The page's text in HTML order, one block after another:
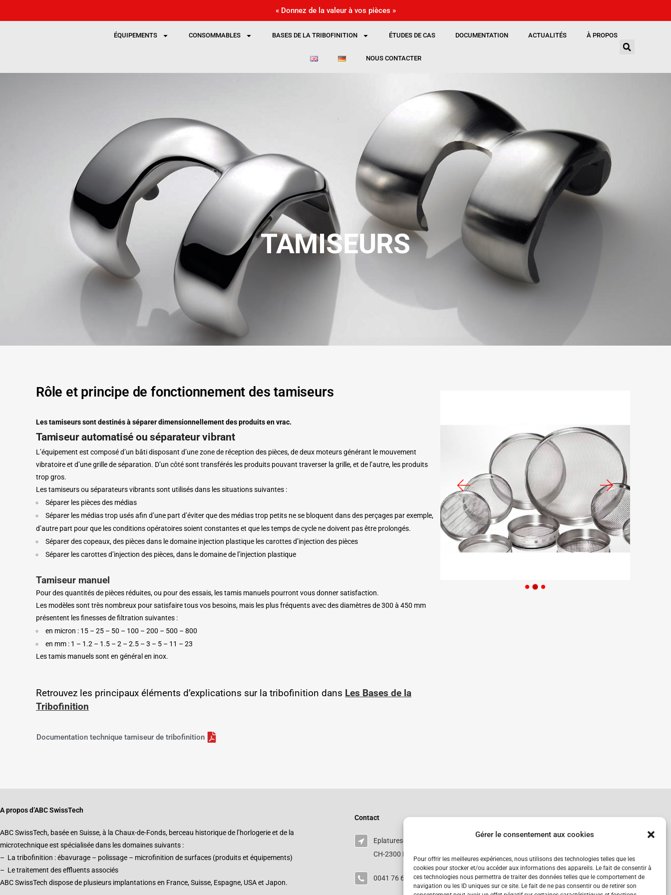
Gérer le consentement aux cookies
Pour offrir les meilleures expériences, nous utilisons des technologies telles que les
cookies pour stocker et/ou accéder aux informations des appareils. Le fait de consentir à
ces technologies nous permettra de traiter des données telles que le comportement de
navigation ou les ID uniques sur ce site. Le fait de ne pas consentir ou de retirer son
« Donnez de la valeur à vos pièces »
ÉQUIPEMENTS CONSOMMABLES BASES DE LA TRIBOFINITION ÉTUDES DE CAS DOCUMENTATION ACTUALITÉS À PROPOS
NOUS CONTACTER
TAMISEURS
Rôle et principe de fonctionnement des tamiseurs
Les tamiseurs sont destinés à séparer dimensionnellement des produits en vrac.
Tamiseur automatisé ou séparateur vibrant
L’équipement est composé d’un bâti disposant d’une zone de réception des pièces, de deux moteurs générant le mouvement
vibratoire et d’une grille de séparation. D’un côté sont transférés les produits pouvant traverser la grille, et de l’autre, les produits
trop gros.
Les tamiseurs ou séparateurs vibrants sont utilisés dans les situations suivantes :
Séparer les pièces des médias
Séparer les médias trop usés afin d’une part d’éviter que des médias trop petits ne se bloquent dans des perçages par exemple,
d’autre part pour que les conditions opératoires soient constantes et que les temps de cycle ne doivent pas être prolongés.
Séparer des copeaux, des pièces dans le domaine injection plastique les carottes d’injection des pièces
Séparer les carottes d’injection des pièces, dans le domaine de l’injection plastique
Tamiseur manuel
Pour des quantités de pièces réduites, ou pour des essais, les tamis manuels pourront vous donner satisfaction.
Les modèles sont très nombreux pour satisfaire tous vos besoins, mais les plus fréquents avec des diamètres de 300 à 450 mm
présentent les finesses de filtration suivantes :
en micron : 15 – 25 – 50 – 100 – 200 – 500 – 800
en mm : 1 – 1.2 – 1.5 – 2 – 2.5 – 3 – 5 – 11 – 23
Les tamis manuels sont en général en inox.
Retrouvez les principaux éléments d’explications sur la tribofinition dans Les Bases de la
Tribofinition
Documentation technique tamiseur de tribofinition
A propos d’ABC SwissTech
ABC SwissTech, basée en Suisse, à la Chaux-de-Fonds, berceau historique de l’horlogerie et de la
microtechnique est spécialisée dans les domaines suivants :
– La tribofinition : ébavurage – polissage – microfinition de surfaces (produits et équipements)
– Le traitement des effluents associés
ABC SwissTech dispose de plusieurs implantations en France, Suisse, Espagne, USA et Japon.
Contact
Eplatures-grise 17
CH-2300 La Chaux-de-Fonds - Suisse
0041 76 693 8063